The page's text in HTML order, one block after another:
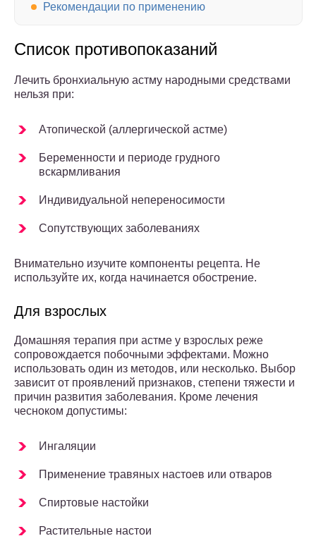
Рекомендации по применению
Список противопоказаний
Лечить бронхиальную астму народными средствами
нельзя при:
Атопической (аллергической астме)
Беременности и периоде грудного
вскармливания
Индивидуальной непереносимости
Сопутствующих заболеваниях
Внимательно изучите компоненты рецепта. Не
используйте их, когда начинается обострение.
Для взрослых
Домашняя терапия при астме у взрослых реже
сопровождается побочными эффектами. Можно
использовать один из методов, или несколько. Выбор
зависит от проявлений признаков, степени тяжести и
причин развития заболевания. Кроме лечения
чесноком допустимы:
Ингаляции
Применение травяных настоев или отваров
Спиртовые настойки
Растительные настои